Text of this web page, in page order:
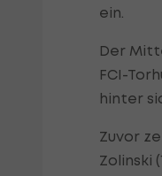
ein.
Der
FCI-
hinter
Zuvor
Zolinski